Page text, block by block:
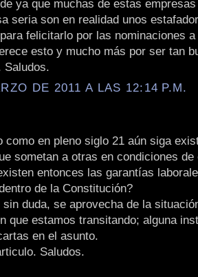
ya que muchas de estas
seria son en realidad unos
felicitarlo por las nominaciones
esto y mucho más por ser tan
Saludos.
DE 2011 A LAS 12:14 P.M.
como en pleno siglo 21 aún siga
sometan a otras en condiciones
entonces las garantías
de la Constitución?
sin duda, se aprovecha de la
que estamos transitando; alguna
en el asunto.
Saludos.